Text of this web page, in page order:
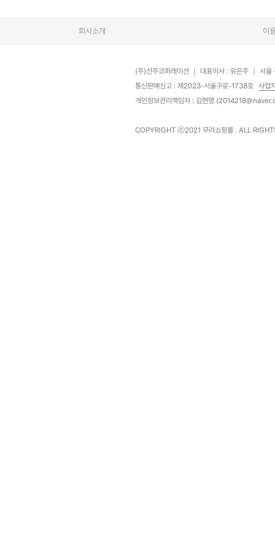
회사소개 이
(주)선주코퍼레이션 ｜ 대표이사 : 유은주 ｜ 서울
통신판매신고 : 제2023-서울구로-1738호 사업
개인정보관리책임자 : 김현명
COPYRIGHT ⓒ2021 무라쇼핑몰 . ALL